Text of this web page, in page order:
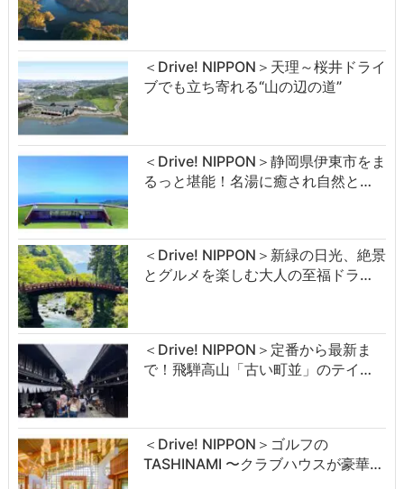
＜Drive! NIPPON＞天理～桜井ドライ
ブでも立ち寄れる“山の辺の道”
＜Drive! NIPPON＞静岡県伊東市をま
るっと堪能！名湯に癒され自然と…
＜Drive! NIPPON＞新緑の日光、絶景
とグルメを楽しむ大人の至福ドラ…
＜Drive! NIPPON＞定番から最新ま
で！飛騨高山「古い町並」のテイ…
＜Drive! NIPPON＞ゴルフの
TASHINAMI 〜クラブハウスが豪華…